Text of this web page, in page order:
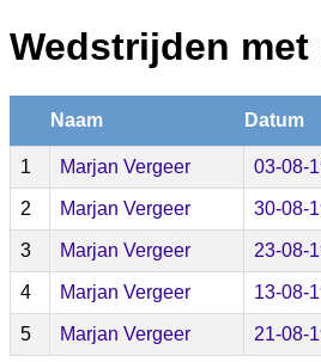
Wedstrijden met
Naam Datum
1 Marjan Vergeer 03-08-
2 Marjan Vergeer 30-08-
3 Marjan Vergeer 23-08-
4 Marjan Vergeer 13-08-
5 Marjan Vergeer 21-08-